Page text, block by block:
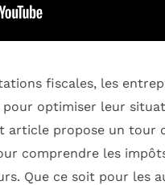
fiscales, les
pour optimiser leur
article propose un tour
comprendre les
Que ce soit pour les